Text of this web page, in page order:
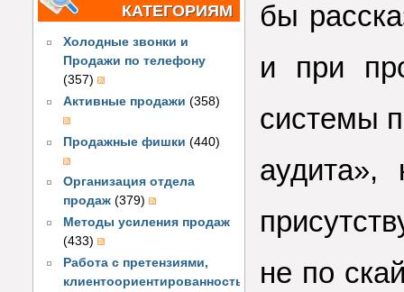
КАТЕГОРИЯМ
Холодные звонки и
Продажи по телефону
(357)
Активные продажи (358)
Продажные фишки (440)
Организация отдела
продаж (379)
Методы усиления продаж
(433)
Работа с претензиями,
клиентоориентированность
бы
и при
системы
аудита»,
не по